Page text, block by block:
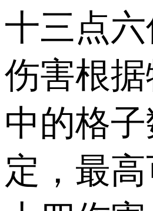
十三点六
伤害根
中的格
定，最